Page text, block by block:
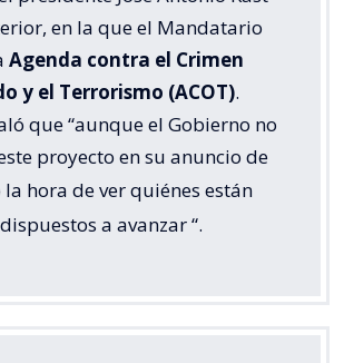
en la que el Mandatario
Agenda contra el Crimen
y el Terrorismo (ACOT).
que “aunque el Gobierno no
proyecto en su anuncio de
la hora de ver quiénes están
a avanzar“.